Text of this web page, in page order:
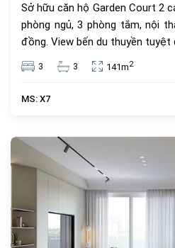
Sở hữu căn hộ Garden Court 2
phòng ngủ, 3 phòng tắm, nội
đồng. View bến du thuyền tuyệt
3 3 141m2
MS: X7